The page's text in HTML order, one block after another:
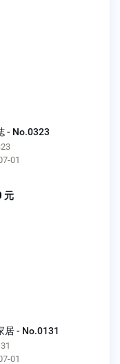
- No.0323
01
元
居 - No.0131
01